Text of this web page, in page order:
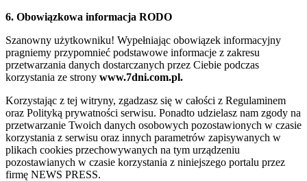
6. Obowiązkowa informacja RODO
Szanowny użytkowniku! Wypełniając obowiązek informacyjny
pragniemy przypomnieć podstawowe informacje z zakresu
przetwarzania danych dostarczanych przez Ciebie podczas
korzystania ze strony www.7dni.com.pl.
Korzystając z tej witryny, zgadzasz się w całości z Regulaminem
oraz Polityką prywatności serwisu. Ponadto udzielasz nam zgody na
przetwarzanie Twoich danych osobowych pozostawionych w czasie
korzystania z serwisu oraz innych parametrów zapisywanych w
plikach cookies przechowywanych na tym urządzeniu
pozostawianych w czasie korzystania z niniejszego portalu przez
firmę NEWS PRESS.